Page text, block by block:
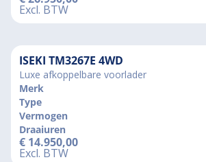
Excl. BTW
ISEKI TM3267E 4WD
Luxe afkoppelbare voorlader
Merk
Type
Vermogen
Draaiuren
€ 14.950,00
Excl. BTW